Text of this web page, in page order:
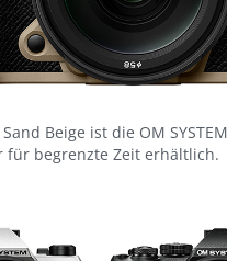
Beige ist die OM
für begrenzte Zeit erhältlich.